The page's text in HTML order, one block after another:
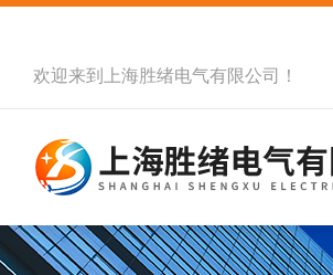
欢迎来到 上海胜绪电气有限公司 ！